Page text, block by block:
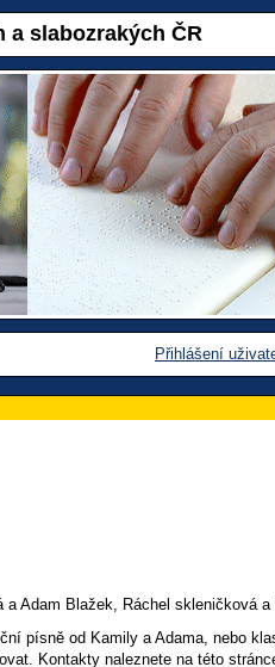
a slabozrakých ČR
Přihlášení
Adam Blažek, Ráchel skleničková a
písně od Kamily a Adama, nebo
Kontakty naleznete na této